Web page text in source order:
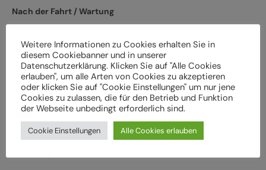
Nach der Fahrt / Wartung
der weiteren Verwendung durch einen Fachbetrieb
überprüft werden
Lassen Sie das Fahrrad entsprechend den
Herstellervorgaben regelmäßig von einem Fachbetrieb
überprüfen und warten, um Gefährdungen, z. B.
verschleißbedingt, zu vermeiden
Halten Sie die angegebenen Drehmomente (Nm) für die
Weitere Informationen zu Cookies erhalten Sie in
diesem Cookiebanner und in unserer
Datenschutzerklärung. Klicken Sie auf "Alle Cookies
erlauben", um alle Arten von Cookies zu akzeptieren
oder klicken Sie auf "Cookie Einstellungen" um nur jene
Cookies zu zulassen, die für den Betrieb und Funktion
der Webseite unbedingt erforderlich sind.
Cookie Einstellungen Alle Cookies erlauben